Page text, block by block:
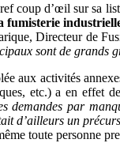
coup d’œil sur sa
fumisterie
Directeur de
sont de grands
aux activités
etc.) a en effet
demandes par
d’ailleurs un
toute personne